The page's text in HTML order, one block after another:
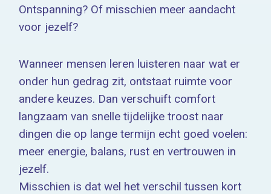
Ontspanning? Of misschien meer aandacht
voor jezelf?
Wanneer mensen leren luisteren naar wat er
onder hun gedrag zit, ontstaat ruimte voor
andere keuzes. Dan verschuift comfort
langzaam van snelle tijdelijke troost naar
dingen die op lange termijn echt goed voelen:
meer energie, balans, rust en vertrouwen in
jezelf.
Misschien is dat wel het verschil tussen kort